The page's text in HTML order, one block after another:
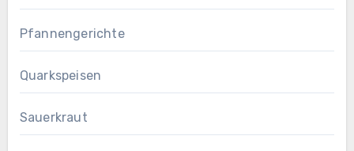
Pfannengerichte
Quarkspeisen
Sauerkraut